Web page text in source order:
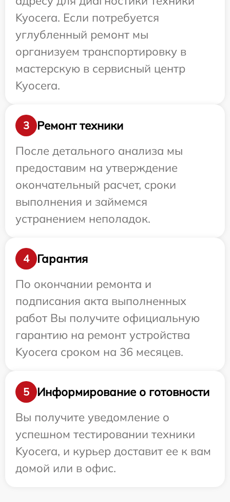
Kyocera. Если потребуется
углубленный ремонт мы
организуем транспортировку в
мастерскую в сервисный центр
Kyocera.
3
Ремонт техники
После детального анализа мы
предоставим на утверждение
окончательный расчет, сроки
выполнения и займемся
устранением неполадок.
4
Гарантия
По окончании ремонта и
подписания акта выполненных
работ Вы получите официальную
гарантию на ремонт устройства
Kyocera сроком на 36 месяцев.
5
Информирование о готовности
Вы получите уведомление о
успешном тестировании техники
Kyocera, и курьер доставит ее к вам
домой или в офис.